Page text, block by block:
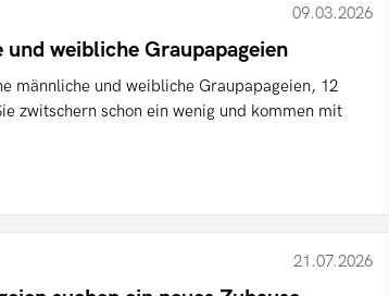
09.03.2026
und weibliche Graupapageien
männliche und weibliche Graupapageien, 12
zwitschern schon ein wenig und kommen mit
21.07.2026